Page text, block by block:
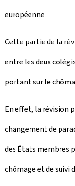
européenne.
Cette partie de la
entre les deux
portant sur le
En effet, la révision
changement de
des États membres
chômage et de suivi